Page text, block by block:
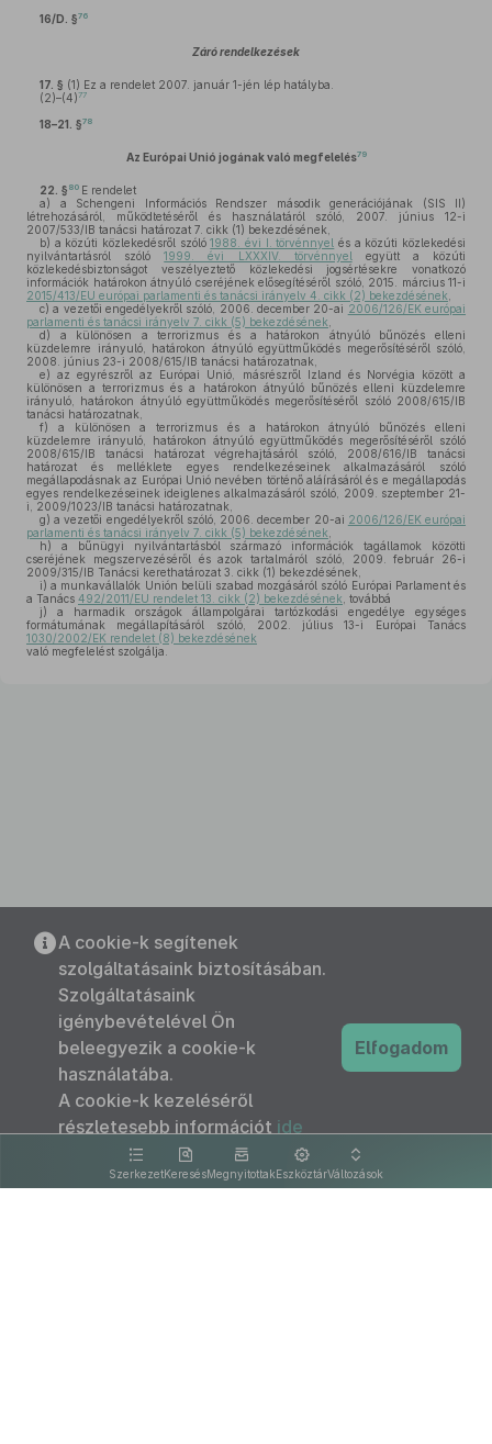
16/D. §76
Záró rendelkezések
17. § (1) Ez a rendelet 2007. január 1-jén lép hatályba.
(2)–(4)77
18–21. §78
Az Európai Unió jogának való megfelelés79
22. § 80 E rendelet
a) a Schengeni Információs Rendszer második generációjának (SIS II)
létrehozásáról, működtetéséről és használatáról szóló, 2007. június 12-i
2007/533/IB tanácsi határozat 7. cikk (1) bekezdésének,
b) a közúti közlekedésről szóló1988. évi I. törvénnyel és a közúti közlekedési
nyilvántartásról szóló1999. évi LXXXIV. törvénnyel együtt a közúti
közlekedésbiztonságot veszélyeztető közlekedési jogsértésekre vonatkozó
információk határokon átnyúló cseréjének elősegítéséről szóló, 2015. március 11-i
2015/413/EU európai parlamenti és tanácsi irányelv 4. cikk (2) bekezdésének
c) a vezetői engedélyekről szóló, 2006. december 20-ai 2006/126/EK európai
parlamenti és tanácsi irányelv 7. cikk (5) bekezdésének
d) a különösen a terrorizmus és a határokon átnyúló bűnözés elleni
küzdelemre irányuló, határokon átnyúló együttműködés megerősítéséről szóló,
2008. június 23-i 2008/615/IB tanácsi határozatnak,
e) az egyrészről az Európai Unió, másrészről Izland és Norvégia között a
különösen a terrorizmus és a határokon átnyúló bűnözés elleni küzdelemre
irányuló, határokon átnyúló együttműködés megerősítéséről szóló 2008/615/IB
tanácsi határozatnak,
f) a különösen a terrorizmus és a határokon átnyúló bűnözés elleni
küzdelemre irányuló, határokon átnyúló együttműködés megerősítéséről szóló
2008/615/IB tanácsi határozat végrehajtásáról szóló, 2008/616/IB tanácsi
határozat és melléklete egyes rendelkezéseinek alkalmazásáról szóló
megállapodásnak az Európai Unió nevében történő aláírásáról és e megállapodás
egyes rendelkezéseinek ideiglenes alkalmazásáról szóló, 2009. szeptember 21-
i, 2009/1023/IB tanácsi határozatnak,
g) a vezetői engedélyekről szóló, 2006. december 20-ai 2006/126/EK európai
parlamenti és tanácsi irányelv 7. cikk (5) bekezdésének
h) a bűnügyi nyilvántartásból származó információk tagállamok közötti
cseréjének megszervezéséről és azok tartalmáról szóló, 2009. február 26-i
2009/315/IB Tanácsi kerethatározat 3. cikk (1) bekezdésének,
i) a munkavállalók Unión belüli szabad mozgásáról szóló Európai Parlament és
a Tanács 492/2011/EU rendelet 13. cikk (2) bekezdésének , továbbá
j) a harmadik országok állampolgárai tartózkodási engedélye egységes
formátumának megállapításáról szóló, 2002. július 13-i Európai Tanács
1030/2002/EK rendelet (8) bekezdésének
való megfelelést szolgálja.
SzerkezetKeresésMegnyitottakEszköztárVáltozások
A cookie-k segítenek
szolgáltatásaink biztosításában.
Szolgáltatásaink
igénybevételével Ön
beleegyezik a cookie-k
használatába.
A cookie-k kezeléséről
részletesebb információt ide
kattintva olvashat.
Elfogadom